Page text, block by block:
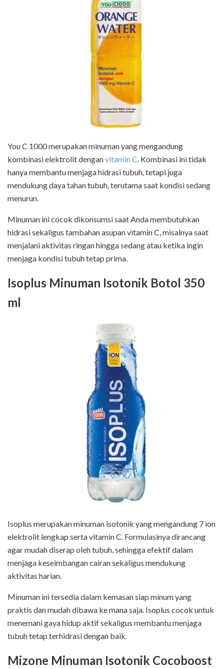
You C 1000 merupakan minuman yang mengandung
kombinasi elektrolit denganvitamin C . Kombinasi ini tidak
hanya membantu menjaga hidrasi tubuh, tetapi juga
mendukung daya tahan tubuh, terutama saat kondisi sedang
menurun.
Minuman ini cocok dikonsumsi saat Anda membutuhkan
hidrasi sekaligus tambahan asupan vitamin C, misalnya saat
menjalani aktivitas ringan hingga sedang atau ketika ingin
menjaga kondisi tubuh tetap prima.
Isoplus Minuman Isotonik Botol 350
ml
Isoplus merupakan minuman isotonik yang mengandung 7 ion
elektrolit lengkap serta vitamin C. Formulasinya dirancang
agar mudah diserap oleh tubuh, sehingga efektif dalam
menjaga keseimbangan cairan sekaligus mendukung
aktivitas harian.
Minuman ini tersedia dalam kemasan siap minum yang
praktis dan mudah dibawa ke mana saja. Isoplus cocok untuk
menemani gaya hidup aktif sekaligus membantu menjaga
tubuh tetap terhidrasi dengan baik.
Mizone Minuman Isotonik Cocoboost